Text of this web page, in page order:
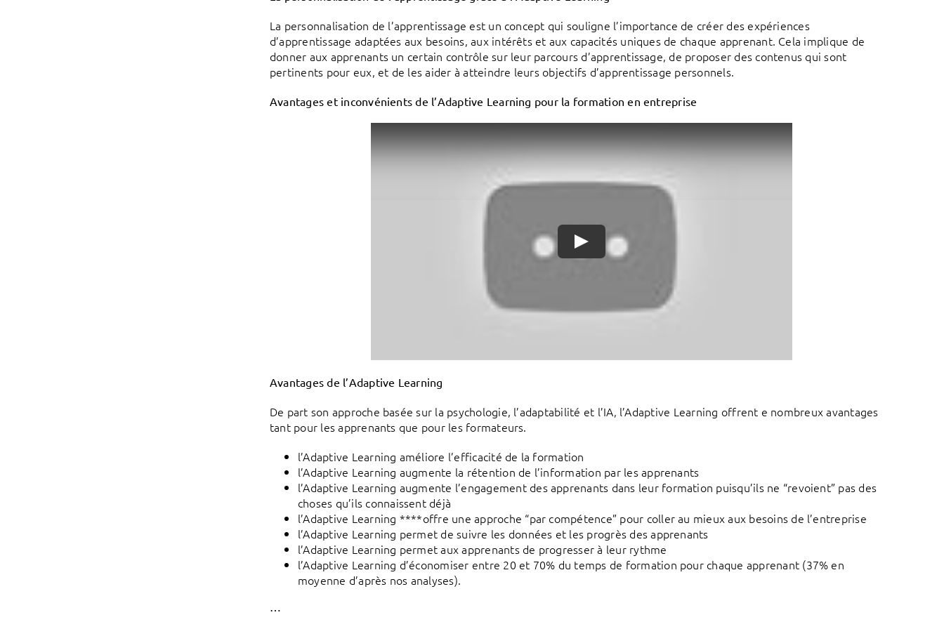
La personnalisation de l’apprentissage est un concept qui souligne l’importance de créer des expériences
d’apprentissage adaptées aux besoins, aux intérêts et aux capacités uniques de chaque apprenant. Cela implique de
donner aux apprenants un certain contrôle sur leur parcours d’apprentissage, de proposer des contenus qui sont
pertinents pour eux, et de les aider à atteindre leurs objectifs d’apprentissage personnels.
Avantages et inconvénients de l’Adaptive Learning pour la formation en entreprise
Avantages de l’Adaptive Learning
De part son approche basée sur la psychologie, l’adaptabilité et l’IA, l’Adaptive Learning offrent e nombreux avantages
tant pour les apprenants que pour les formateurs.
l’Adaptive Learning améliore l’efficacité de la formation
l’Adaptive Learning augmente la rétention de l’information par les apprenants
l’Adaptive Learning augmente l’engagement des apprenants dans leur formation puisqu’ils ne “revoient” pas des
choses qu’ils connaissent déjà
l’Adaptive Learning ****offre une approche “par compétence” pour coller au mieux aux besoins de l’entreprise
l’Adaptive Learning permet de suivre les données et les progrès des apprenants
l’Adaptive Learning permet aux apprenants de progresser à leur rythme
l’Adaptive Learning d’économiser entre 20 et 70% du temps de formation pour chaque apprenant (37% en
moyenne d’après nos analyses).